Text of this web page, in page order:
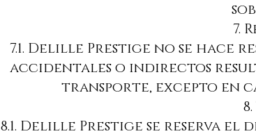
7.
7.1. Delille Prestige no se hace
accidentales o indirectos
transporte, excepto en
8.1. Delille Prestige se reserva el